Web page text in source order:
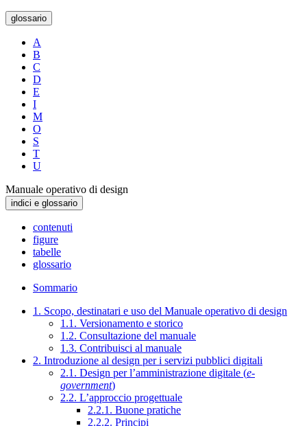
glossario
A
B
C
D
E
I
M
O
S
T
U
Manuale operativo di design
indici e glossario
contenuti
figure
tabelle
glossario
Sommario
1. Scopo, destinatari e uso del Manuale operativo di design
1.1. Versionamento e storico
1.2. Consultazione del manuale
1.3. Contribuisci al manuale
2. Introduzione al design per i servizi pubblici digitali
2.1. Design per l’amministrazione digitale (e-
government)
2.2. L’approccio progettuale
2.2.1. Buone pratiche
2.2.2. Principi